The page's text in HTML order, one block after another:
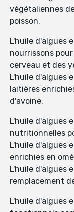
végétaliennes
poisson.
L'huile d'algues
nourrissons
cerveau et des
L'huile d'algues
laitières
d'avoine.
L'huile d'algues
nutritionnelles
L'huile d'algues
enrichies en
L'huile d'algues
remplacement
L'huile d'algues